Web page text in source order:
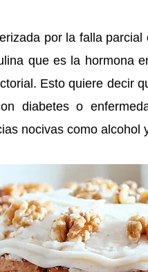
por la falla
que es la hormona
Esto quiere decir
diabetes o
nocivas como alcohol